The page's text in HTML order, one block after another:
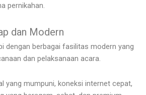
pernikahan.
dan Modern
dengan berbagai fasilitas modern yang
dan pelaksanaan acara.
yang mumpuni, koneksi internet cepat,